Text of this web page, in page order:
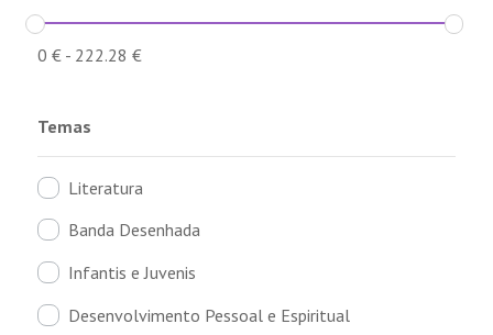
0 €- 222.28 €
Temas
Literatura
Banda Desenhada
Infantis e Juvenis
Desenvolvimento Pessoal e Espiritual